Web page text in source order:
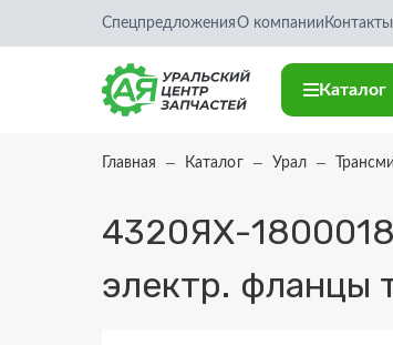
СпецпредложенияО компании Контакты
Каталог
Главная Каталог Урал
4320ЯХ-1800018
электр. фланцы